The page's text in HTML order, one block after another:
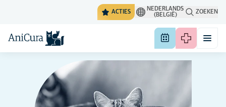
ACTIES
NEDERLANDS
(BELGIË)
ZOEKEN